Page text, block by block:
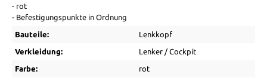
- rot
- Befestigungspunkte in Ordnung
Bauteile: Lenkkopf
Verkleidung: Lenker / Cockpit
Farbe: rot